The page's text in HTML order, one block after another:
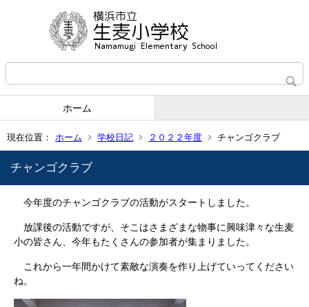
ホーム
現在位置： ホーム 学校日記 ２０２２年度 チャンゴクラブ
チャンゴクラブ
今年度のチャンゴクラブの活動がスタートしました。
放課後の活動ですが、そこはさまざまな物事に興味津々な生麦
小の皆さん、今年もたくさんの参加者が集まりました。
これから一年間かけて素敵な演奏を作り上げていってください
ね。